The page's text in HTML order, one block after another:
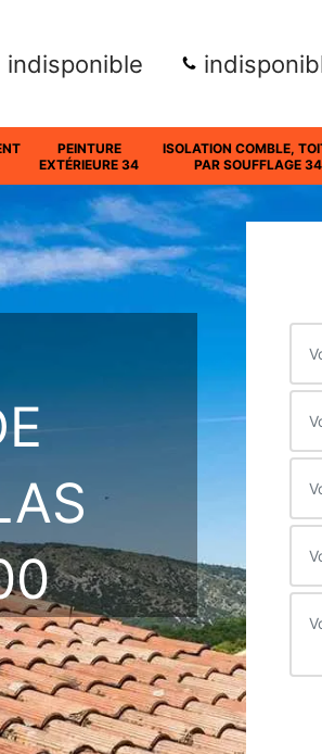
indisponible
PEINTURE
EXTÉRIEURE 34
ISOLATION COMBLE,
PAR SOUFFLAGE 34